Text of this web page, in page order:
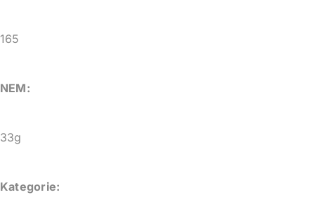
165
NEM:
33g
Kategorie: